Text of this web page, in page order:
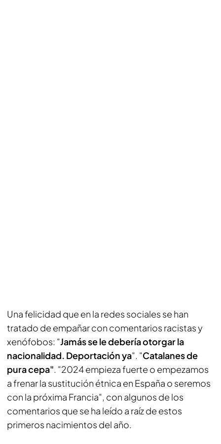
Una felicidad que en la redes sociales se han
tratado de empañar con comentarios racistas y
xenófobos: "Jamás se le debería otorgar la
nacionalidad. Deportación ya". "Catalanes de
pura cepa". "2024 empieza fuerte o empezamos
a frenar la sustitución étnica en España o seremos
con la próxima Francia", con algunos de los
comentarios que se ha leído a raíz de estos
primeros nacimientos del año.